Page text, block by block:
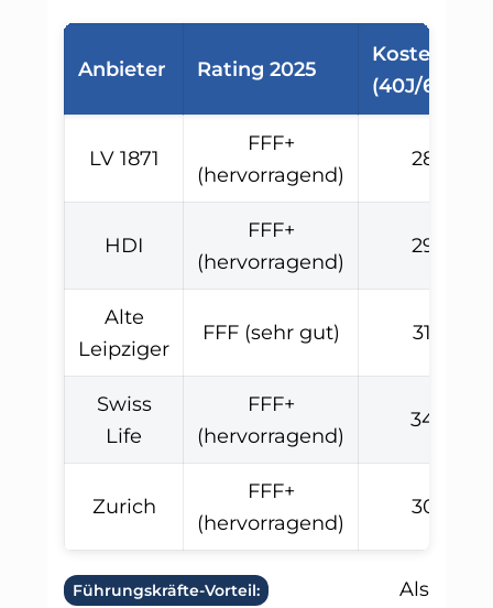
Anbieter Rating 2025
Kosten
(40J/
LV 1871
FFF+
(hervorragend)
285€
HDI
FFF+
(hervorragend)
295€
Alte
Leipziger
FFF (sehr gut) 310€
Swiss
Life
FFF+
(hervorragend)
340€
Zurich
FFF+
(hervorragend)
305€
Führungskräfte-Vorteil:
Als